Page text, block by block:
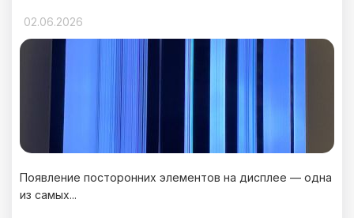
02.06.2026
Появление посторонних элементов на дисплее — одна
из самых...